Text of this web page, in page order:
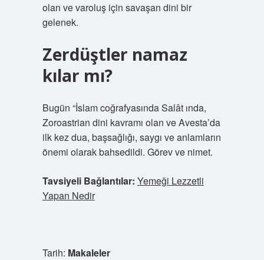
olan ve varoluş için savaşan dini bir
gelenek.
Zerdüştler namaz
kılar mı?
Bugün “İslam coğrafyasında Salât ında,
Zoroastrian dini kavramı olan ve Avesta’da
ilk kez dua, başsağlığı, saygı ve anlamların
önemi olarak bahsedildi. Görev ve nimet.
Tavsiyeli Bağlantılar: Yemeği Lezzetli
Yapan Nedir
Tarih: Makaleler